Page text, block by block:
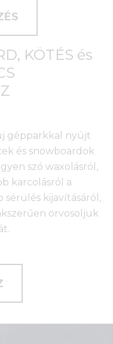
KÖTÉS és
gépparkkal nyújt
és snowboardok
szó waxolásról,
karcolásról a
kijavításáról,
orvosoljuk